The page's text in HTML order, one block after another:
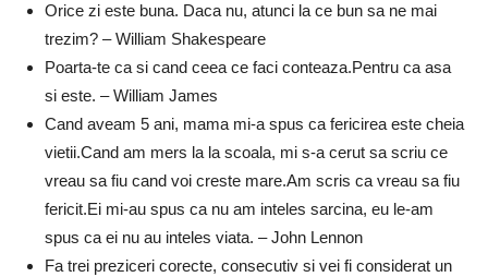
Orice zi este buna. Daca nu, atunci la ce bun sa ne mai
trezim? – William Shakespeare
Poarta-te ca si cand ceea ce faci conteaza.Pentru ca asa
si este. – William James
Cand aveam 5 ani, mama mi-a spus ca fericirea este cheia
vietii.Cand am mers la la scoala, mi s-a cerut sa scriu ce
vreau sa fiu cand voi creste mare.Am scris ca vreau sa fiu
fericit.Ei mi-au spus ca nu am inteles sarcina, eu le-am
spus ca ei nu au inteles viata. – John Lennon
Fa trei preziceri corecte, consecutiv si vei fi considerat un